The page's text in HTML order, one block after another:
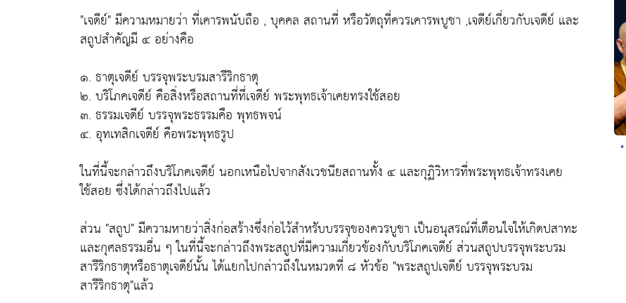
"เจดีย์" มีความหมายว่า ที่เคารพนับถือ , บุคคล สถานที่ หรือวัตถุที่ควรเคารพบูชา ,เจดีย์เกี่ยวกับเจดีย์ และ
สถูปสำคัญมี ๔ อย่างคือ
๑. ธาตุเจดีย์ บรรจุพระบรมสารีริกธาตุ
๒. บริโภคเจดีย์ คือสิ่งหรือสถานที่ที่เจดีย์ พระพุทธเจ้าเคยทรงใช้สอย
๓. ธรรมเจดีย์ บรรจุพระธรรมคือ พุทธพจน์
๔. อุทเทสิกเจดีย์ คือพระพุทธรูป
ในที่นี้จะกล่าวถึงบริโภคเจดีย์ นอกเหนือไปจากสังเวชนียสถานทั้ง ๔ และกุฏิวิหารที่พระพุทธเจ้าทรงเคย
ใช้สอย ซึ่งได้กล่าวถึงไปแล้ว
ส่วน "สถูป" มีความหายว่าสิ่งก่อสร้างซึ่งก่อไว้สำหรับบรรจุของควรบูชา เป็นอนุสรณ์ที่เตือนใจให้เกิดปสาทะ
และกุศลธรรมอื่น ๆ ในที่นี้จะกล่าวถึงพระสถูปที่มีความเกี่ยวข้องกับบริโภคเจดีย์ ส่วนสถูปบรรจุพระบรม
สารีริกธาตุหรือธาตุเจดีย์นั้น ได้แยกไปกล่าวถึงในหมวดที่ ๘ หัวข้อ "พระสถูปเจดีย์ บรรจุพระบรม
สารีริกธาตุ"แล้ว